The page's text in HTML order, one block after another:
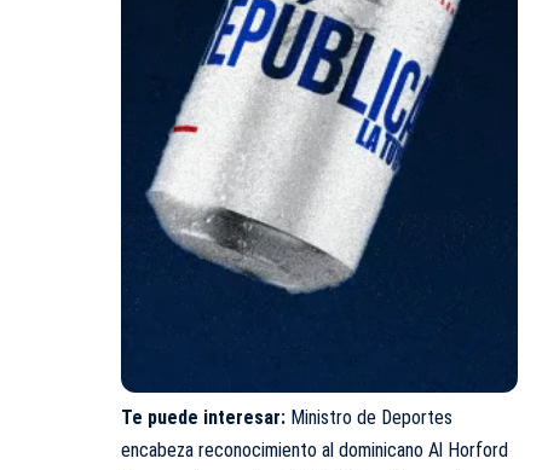
Te puede interesar: Ministro de Deportes
encabeza reconocimiento al dominicano Al Horford